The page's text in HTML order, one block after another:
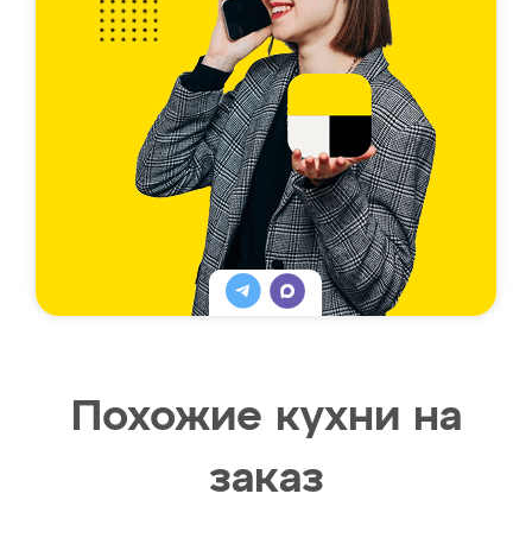
Похожие кухни на
заказ